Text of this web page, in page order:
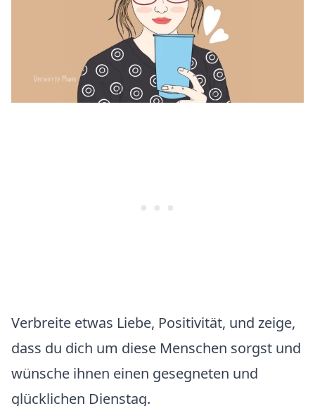
Verbreite etwas Liebe, Positivität, und zeige,
dass du dich um diese Menschen sorgst und
wünsche ihnen einen gesegneten und
glücklichen Dienstag.